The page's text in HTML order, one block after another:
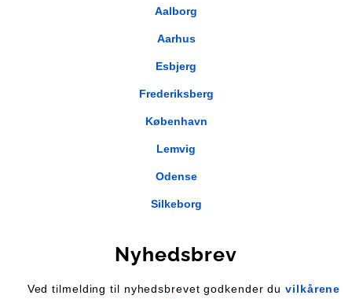
Aalborg
Aarhus
Esbjerg
Frederiksberg
København
Lemvig
Odense
Silkeborg
Nyhedsbrev
Ved tilmelding til nyhedsbrevet godkender duvilkårene